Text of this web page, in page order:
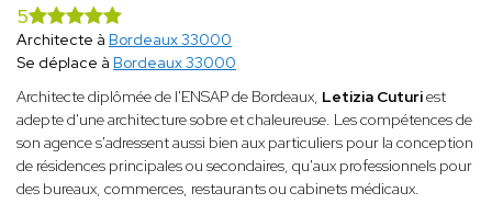
5
Architecte à Bordeaux 33000
Se déplace à Bordeaux 33000
Architecte diplômée de l'ENSAP de Bordeaux, Letizia Cuturiest
adepte d'une architecture sobre et chaleureuse. Les compétences de
son agence s'adressent aussi bien aux particuliers pour la conception
de résidences principales ou secondaires, qu'aux professionnels pour
des bureaux, commerces, restaurants ou cabinets médicaux.